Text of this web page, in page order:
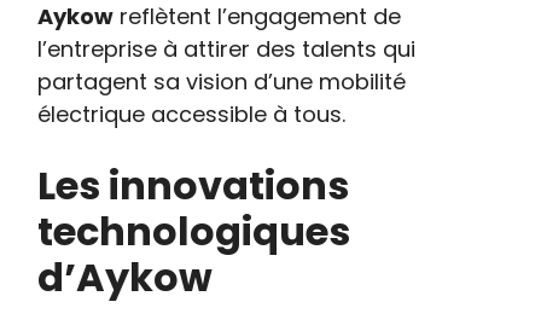
Aykow reflètent l’engagement de
l’entreprise à attirer des talents qui
partagent sa vision d’une mobilité
électrique accessible à tous.
Les innovations
technologiques
d’Aykow